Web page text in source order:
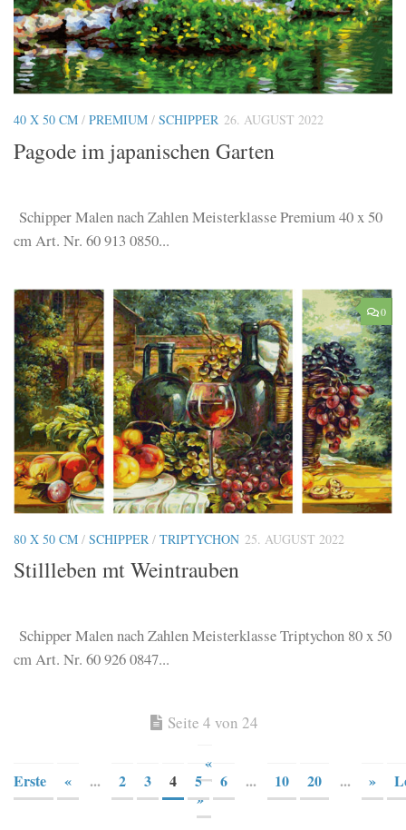
40 X 50 CM / PREMIUM / SCHIPPER 26. AUGUST 2022
Pagode im japanischen Garten
Schipper Malen nach Zahlen Meisterklasse Premium 40 x 50
cm Art. Nr. 60 913 0850...
0
80 X 50 CM / SCHIPPER / TRIPTYCHON 25. AUGUST 2022
Stillleben mt Weintrauben
Schipper Malen nach Zahlen Meisterklasse Triptychon 80 x 50
cm Art. Nr. 60 926 0847...
Seite 4 von 24
«
Erste
« ... 2 3 4 5 6 ... 10 20 ... »
»